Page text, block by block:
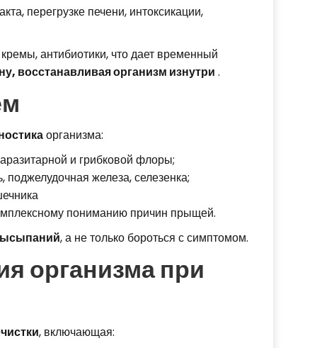
перегрузке печени, интоксикации,
антибиотики, что дает временный
восстанавливая организм изнутри .
организма:
и грибковой флоры;
железа, селезенка;
пониманию причин прыщей.
, а не только бороться с симптомом.
организма при
, включающая: